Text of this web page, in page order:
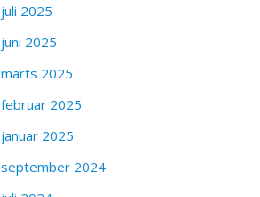
juli 2025
juni 2025
marts 2025
februar 2025
januar 2025
september 2024